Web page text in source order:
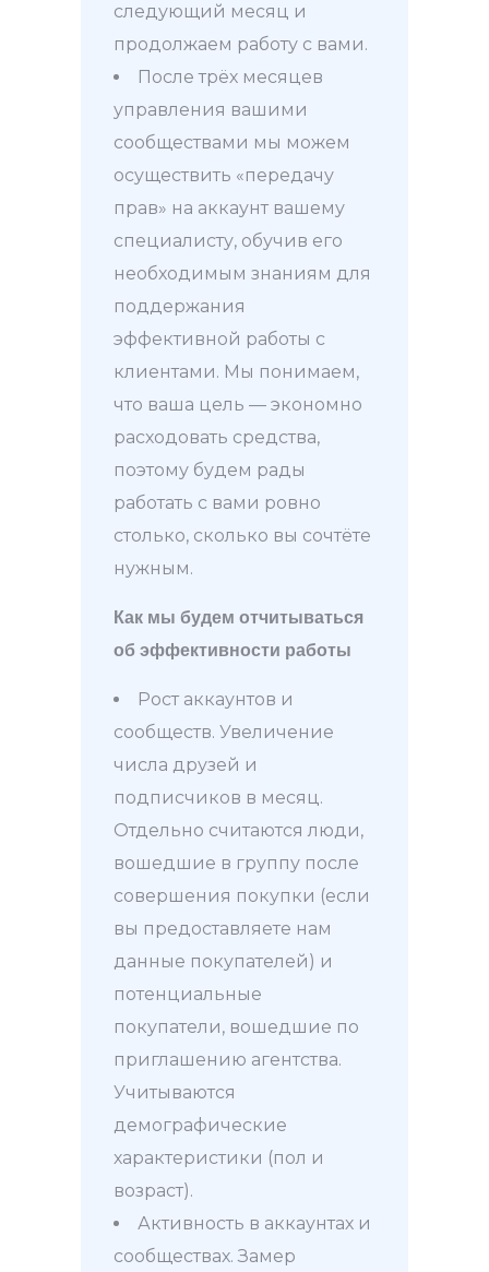
следующий месяц и
продолжаем работу с вами.
После трёх месяцев
управления вашими
сообществами мы можем
осуществить «передачу
прав» на аккаунт вашему
специалисту, обучив его
необходимым знаниям для
поддержания
эффективной работы с
клиентами. Мы понимаем,
что ваша цель — экономно
расходовать средства,
поэтому будем рады
работать с вами ровно
столько, сколько вы сочтёте
нужным.
Как мы будем отчитываться
об эффективности работы
Рост аккаунтов и
сообществ. Увеличение
числа друзей и
подписчиков в месяц.
Отдельно считаются люди,
вошедшие в группу после
совершения покупки (если
вы предоставляете нам
данные покупателей) и
потенциальные
покупатели, вошедшие по
приглашению агентства.
Учитываются
демографические
характеристики (пол и
возраст).
Активность в аккаунтах и
сообществах. Замер